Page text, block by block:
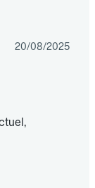
20/08/2025